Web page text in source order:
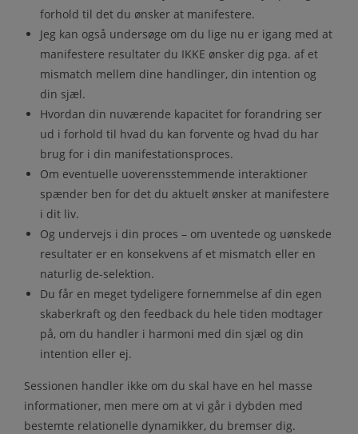
forhold til det du ønsker at manifestere.
Jeg kan også undersøge om du lige nu er igang med at
manifestere resultater du IKKE ønsker dig pga. af et
mismatch mellem dine handlinger, din intention og
din sjæl.
Hvordan din nuværende kapacitet for forandring ser
ud i forhold til hvad du kan forvente og hvad du har
brug for i din manifestationsproces.
Om eventuelle uoverensstemmende interaktioner
spænder ben for det du aktuelt ønsker at manifestere
i dit liv.
Og undervejs i din proces – om uventede og uønskede
resultater er en konsekvens af et mismatch eller en
naturlig de-selektion.
Du får en meget tydeligere fornemmelse af din egen
skaberkraft og den feedback du hele tiden modtager
på, om du handler i harmoni med din sjæl og din
intention eller ej.
Sessionen handler ikke om du skal have en hel masse
informationer, men mere om at vi går i dybden med
bestemte relationelle dynamikker, du bremser dig.